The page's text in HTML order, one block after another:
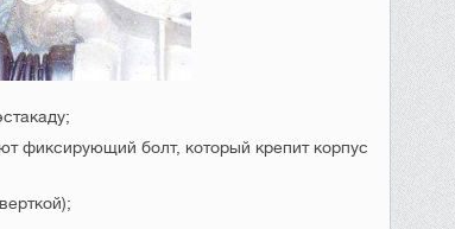
фиксирующий болт, который крепит корпус